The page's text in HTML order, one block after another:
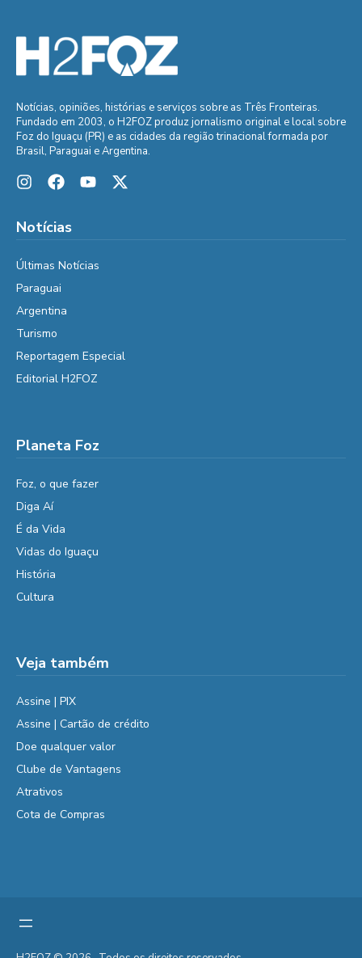
Notícias, opiniões, histórias e serviços sobre as Três Fronteiras.
Fundado em 2003, o H2FOZ produz jornalismo original e local sobre
Foz do Iguaçu (PR) e as cidades da região trinacional formada por
Brasil, Paraguai e Argentina.
Notícias
Últimas Notícias
Paraguai
Argentina
Turismo
Reportagem Especial
Editorial H2FOZ
Planeta Foz
Foz, o que fazer
Diga Aí
É da Vida
Vidas do Iguaçu
História
Cultura
Veja também
Assine | PIX
Assine | Cartão de crédito
Doe qualquer valor
Clube de Vantagens
Atrativos
Cota de Compras